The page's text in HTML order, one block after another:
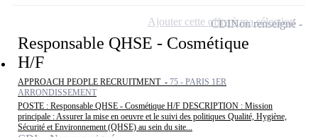
Responsable QHSE - Cosmétique
H/F
APPROACH PEOPLE RECRUITMENT - 75 - PARIS 1ER
ARRONDISSEMENT
POSTE : Responsable QHSE - Cosmétique H/F DESCRIPTION : Mission
principale : Assurer la mise en oeuvre et le suivi des politiques Qualité, Hygiène,
Sécurité et Environnement (QHSE) au sein du site...
CDINon renseigné
Ajouter cette offre à ma sélection